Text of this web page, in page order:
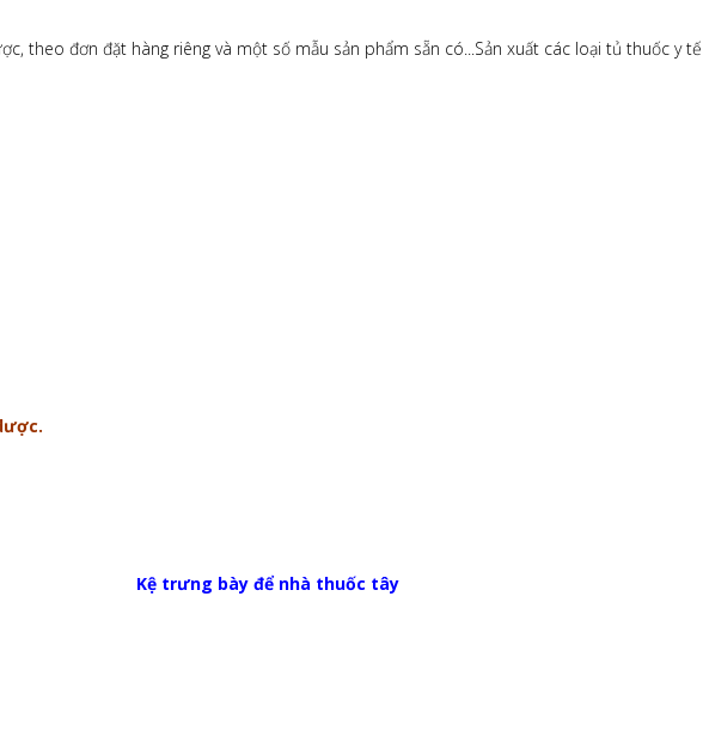
theo đơn đặt hàng riêng và một số mẫu sản phẩm sẵn có...Sản xuất các loại tủ thuốc y
Kệ trưng bày để nhà thuốc tây